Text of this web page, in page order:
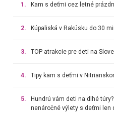
1. Kam s deťmi cez letné
2. Kúpaliská v Rakúsku do 30
3. TOP atrakcie pre deti na
4. Tipy kam s deťmi v
5.
Hundrú vám deti na dlhé
nenáročné výlety s deťmi len